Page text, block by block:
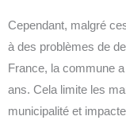
Cependant, malgré
à des problèmes de
France, la commune
ans. Cela limite les
municipalité et